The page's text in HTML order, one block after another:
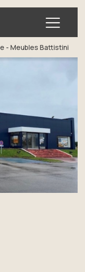
- Meubles Battistini